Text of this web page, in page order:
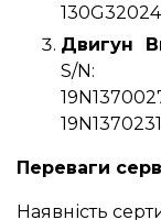
Двигун
S/N:
Переваги
Наявність